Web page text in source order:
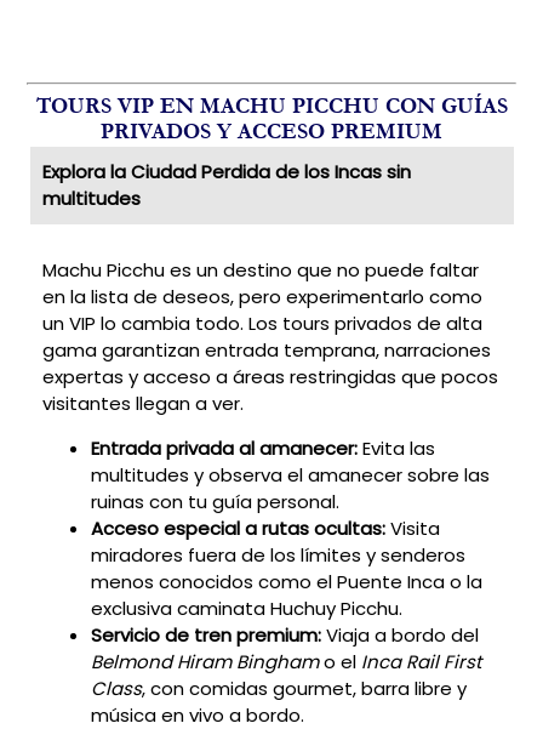
TOURS VIP EN MACHU PICCHU CON GUÍAS
PRIVADOS Y ACCESO PREMIUM
Explora la Ciudad Perdida de los Incas sin
multitudes
Machu Picchu es un destino que no puede faltar
en la lista de deseos, pero experimentarlo como
un VIP lo cambia todo. Los tours privados de alta
gama garantizan entrada temprana, narraciones
expertas y acceso a áreas restringidas que pocos
visitantes llegan a ver.
Entrada privada al amanecer:Evita las
multitudes y observa el amanecer sobre las
ruinas con tu guía personal.
Acceso especial a rutas ocultas:Visita
miradores fuera de los límites y senderos
menos conocidos como el Puente Inca o la
exclusiva caminata Huchuy Picchu.
Servicio de tren premium:Viaja a bordo del
Belmond Hiram Binghamo el Inca Rail First
Class, con comidas gourmet, barra libre y
música en vivo a bordo.